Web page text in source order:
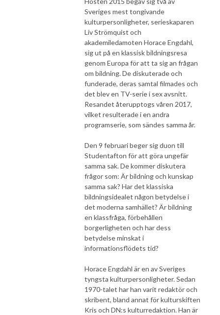
Sveriges mest tongivande
kulturpersonligheter, serieskaparen
Liv Strömquist och
akademiledamoten Horace Engdahl,
sig ut på en klassisk bildningsresa
genom Europa för att ta sig an frågan
om bildning. De diskuterade och
funderade, deras samtal filmades och
det blev en TV-serie i sex avsnitt.
Resandet återupptogs våren 2017,
vilket resulterade i en andra
programserie, som sändes samma år.
Den 9 februari beger sig duon till
Studentafton för att göra ungefär
samma sak. De kommer diskutera
frågor som: Är bildning och kunskap
samma sak? Har det klassiska
bildningsidealet någon betydelse i
det moderna samhället? Är bildning
en klassfråga, förbehållen
borgerligheten och har dess
betydelse minskat i
informationsflödets tid?
Horace Engdahl är en av Sveriges
tyngsta kulturpersonligheter. Sedan
1970-talet har han varit redaktör och
skribent, bland annat för kulturskiften
Kris och DN:s kulturredaktion. Han är